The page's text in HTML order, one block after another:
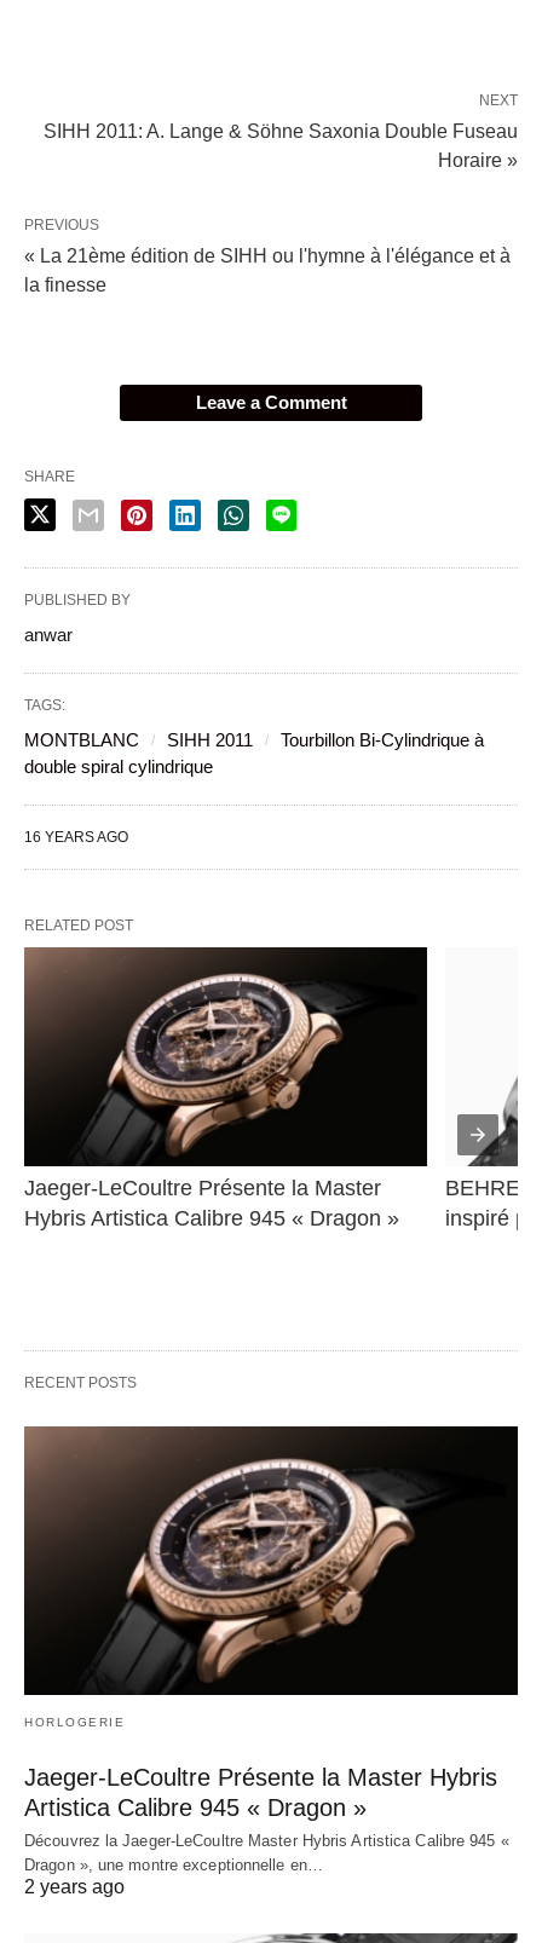
NEXT
SIHH 2011: A. Lange & Söhne Saxonia Double Fuseau
Horaire »
PREVIOUS
« La 21ème édition de SIHH ou l'hymne à l'élégance et à
la finesse
Leave a Comment
SHARE
PUBLISHED BY
anwar
TAGS:
MONTBLANC SIHH 2011
Tourbillon Bi-Cylindrique à
double spiral cylindrique
16 YEARS AGO
RELATED POST
Jaeger-LeCoultre Présente la Master
Hybris Artistica Calibre 945 « Dragon »
inspiré
RECENT POSTS
HORLOGERIE
Jaeger-LeCoultre Présente la Master Hybris
Artistica Calibre 945 « Dragon »
Découvrez la Jaeger-LeCoultre Master Hybris Artistica Calibre 945 «
Dragon », une montre exceptionnelle en…
2 years ago